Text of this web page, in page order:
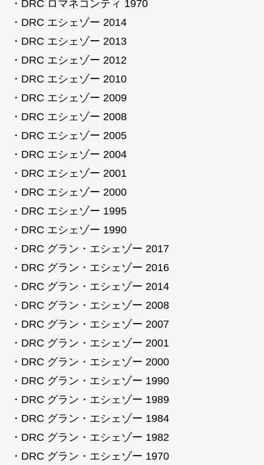
・DRC ロマネコンティ 1970
・DRC エシェゾー 2014
・DRC エシェゾー 2013
・DRC エシェゾー 2012
・DRC エシェゾー 2010
・DRC エシェゾー 2009
・DRC エシェゾー 2008
・DRC エシェゾー 2005
・DRC エシェゾー 2004
・DRC エシェゾー 2001
・DRC エシェゾー 2000
・DRC エシェゾー 1995
・DRC エシェゾー 1990
・DRC グラン・エシェゾー 2017
・DRC グラン・エシェゾー 2016
・DRC グラン・エシェゾー 2014
・DRC グラン・エシェゾー 2008
・DRC グラン・エシェゾー 2007
・DRC グラン・エシェゾー 2001
・DRC グラン・エシェゾー 2000
・DRC グラン・エシェゾー 1990
・DRC グラン・エシェゾー 1989
・DRC グラン・エシェゾー 1984
・DRC グラン・エシェゾー 1982
・DRC グラン・エシェゾー 1970